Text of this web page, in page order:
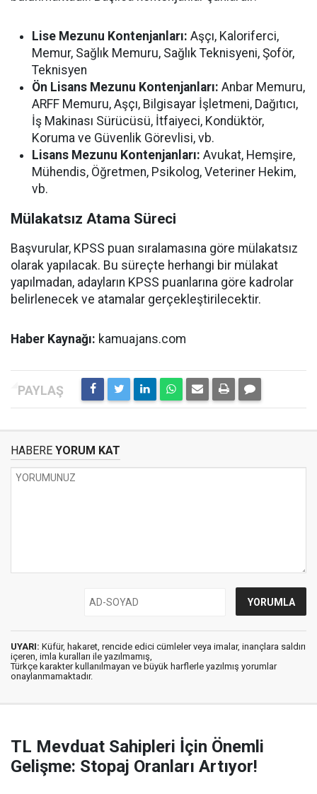
Lise Mezunu Kontenjanları: Aşçı, Kaloriferci,
Memur, Sağlık Memuru, Sağlık Teknisyeni, Şoför,
Teknisyen
Ön Lisans Mezunu Kontenjanları: Anbar Memuru,
ARFF Memuru, Aşçı, Bilgisayar İşletmeni, Dağıtıcı,
İş Makinası Sürücüsü, İtfaiyeci, Kondüktör,
Koruma ve Güvenlik Görevlisi, vb.
Lisans Mezunu Kontenjanları: Avukat, Hemşire,
Mühendis, Öğretmen, Psikolog, Veteriner Hekim,
vb.
Mülakatsız Atama Süreci
Başvurular, KPSS puan sıralamasına göre mülakatsız
olarak yapılacak. Bu süreçte herhangi bir mülakat
yapılmadan, adayların KPSS puanlarına göre kadrolar
belirlenecek ve atamalar gerçekleştirilecektir.
Haber Kaynağı: kamuajans.com
HABERE YORUM KAT
UYARI: Küfür, hakaret, rencide edici cümleler veya imalar, inançlara saldırı
içeren, imla kuralları ile yazılmamış,
Türkçe karakter kullanılmayan ve büyük harflerle yazılmış yorumlar
onaylanmamaktadır.
TL Mevduat Sahipleri İçin Önemli
Gelişme: Stopaj Oranları Artıyor!